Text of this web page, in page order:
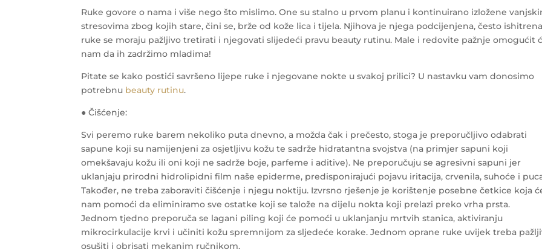
Ruke govore o nama i više nego što mislimo. One su stalno u prvom planu i kontinuirano izložene
stresovima zbog kojih stare, čini se, brže od kože lica i tijela. Njihova je njega podcijenjena, često
ruke se moraju pažljivo tretirati i njegovati slijedeći pravu beauty rutinu. Male i redovite pažnje omogućit
nam da ih zadržimo mladima!
Pitate se kako postići savršeno lijepe ruke i njegovane nokte u svakoj prilici? U nastavku vam donosimo
potrebnu beauty rutinu.
● Čišćenje:
Svi peremo ruke barem nekoliko puta dnevno, a možda čak i prečesto, stoga je preporučljivo odabrati
sapune koji su namijenjeni za osjetljivu kožu te sadrže hidratantna svojstva (na primjer sapuni koji
omekšavaju kožu ili oni koji ne sadrže boje, parfeme i aditive). Ne preporučuju se agresivni sapuni jer
uklanjaju prirodni hidrolipidni film naše epiderme, predisponirajući pojavu iritacija, crvenila, suhoće i
Također, ne treba zaboraviti čišćenje i njegu noktiju. Izvrsno rješenje je korištenje posebne četkice koja
nam pomoći da eliminiramo sve ostatke koji se talože na dijelu nokta koji prelazi preko vrha prsta.
Jednom tjedno preporuča se lagani piling koji će pomoći u uklanjanju mrtvih stanica, aktiviranju
mikrocirkulacije krvi i učiniti kožu spremnijom za sljedeće korake. Jednom oprane ruke uvijek treba
osušiti i obrisati mekanim ručnikom.